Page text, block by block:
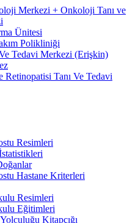
Merkezi + Onkoloji Tanı ve
Ünitesi
Polikliniği
Tedavi Merkezi (Erişkin)
Retinopatisi Tanı Ve Tedavi
Resimleri
Hastane Kriterleri
Resimleri
Eğitimleri
Kitapçığı